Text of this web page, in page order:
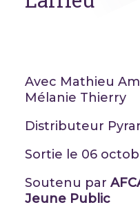
Avec Mathieu
Mélanie Thierry
Distributeur
Sortie le 06
Soutenu par
Jeune Public